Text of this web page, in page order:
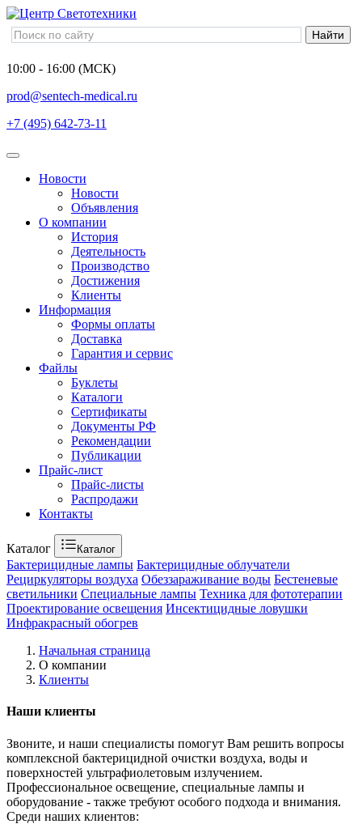
10:00 - 16:00 (МСК)
prod@sentech-medical.ru
+7 (495) 642-73-11
Новости
Новости
Объявления
О компании
История
Деятельность
Производство
Достижения
Клиенты
Информация
Формы оплаты
Доставка
Гарантия и сервис
Файлы
Буклеты
Каталоги
Сертификаты
Документы РФ
Рекомендации
Публикации
Прайс-лист
Прайс-листы
Распродажи
Контакты
Каталог Каталог
Бактерицидные лампы Бактерицидные облучатели
Рециркуляторы воздуха Обеззараживание воды Бестеневые
светильники Специальные лампы Техника для фототерапии
Проектирование освещения Инсектицидные ловушки
Инфракрасный обогрев
Начальная страница
О компании
Клиенты
Наши клиенты
Звоните, и наши специалисты помогут Вам решить вопросы
комплексной бактерицидной очистки воздуха, воды и
поверхностей ультрафиолетовым излучением.
Профессиональное освещение, специальные лампы и
оборудование - также требуют особого подхода и внимания.
Среди наших клиентов: